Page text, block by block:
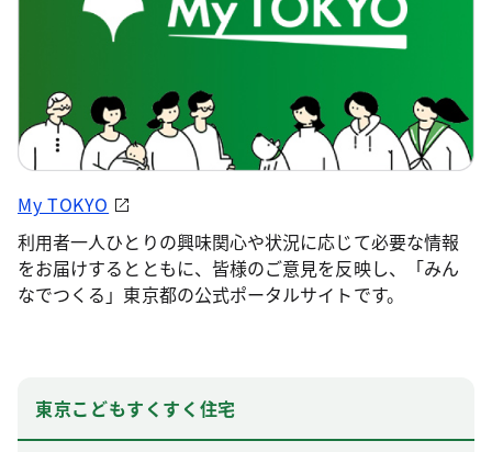
My TOKYO
利用者一人ひとりの興味関心や状況に応じて必要な情報
をお届けするとともに、皆様のご意見を反映し、「みん
なでつくる」東京都の公式ポータルサイトです。
東京こどもすくすく住宅